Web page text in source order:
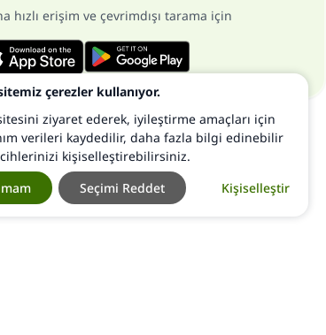
hızlı erişim ve çevrimdışı tarama için
çerezler kullanıyor.
ziyaret ederek, iyileştirme amaçları için
verileri kaydedilir, daha fazla bilgi edinebilir
kişiselleştirebilirsiniz.
Kişiselleştir
Seçimi Reddet